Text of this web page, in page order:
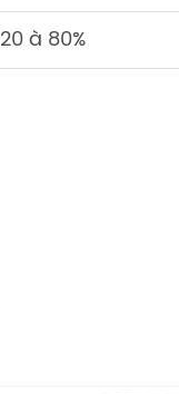
20 à 80%